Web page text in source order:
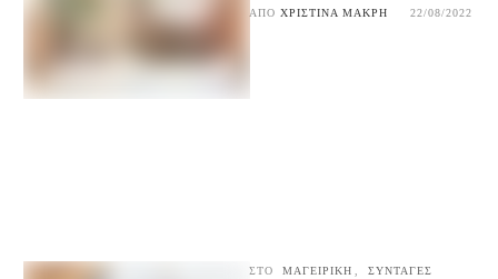
10 συμβουλές για να κάνεις την πιο
ΑΠΌ ΧΡΙΣΤΊΝΑ ΜΑΚΡΉ 22/08/2022
ΣΤΟ ΜΑΓΕΙΡΙΚΉ ΣΥΝΤΑΓΕΣ